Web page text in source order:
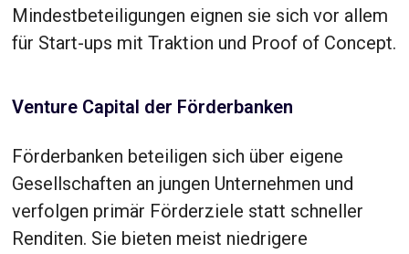
Mindestbeteiligungen eignen sie sich vor allem
für Start-ups mit Traktion und Proof of Concept.
Venture Capital der Förderbanken
Förderbanken beteiligen sich über eigene
Gesellschaften an jungen Unternehmen und
verfolgen primär Förderziele statt schneller
Renditen. Sie bieten meist niedrigere